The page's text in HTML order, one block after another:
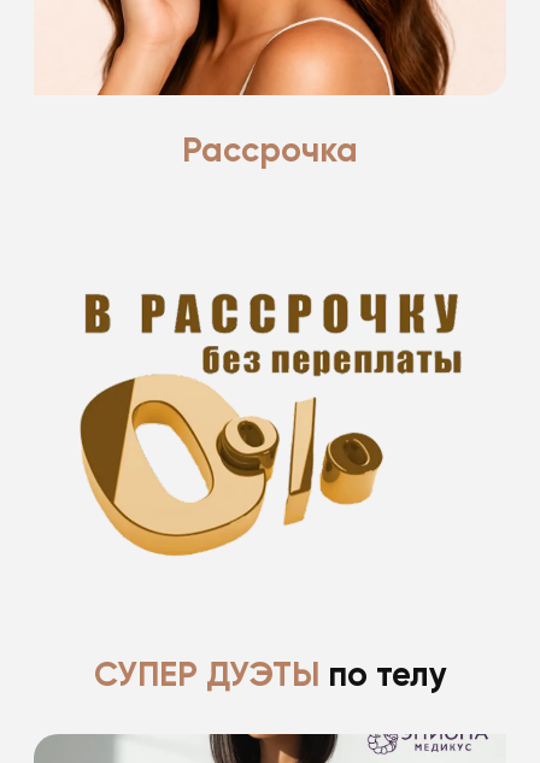
Подробнее
Рассрочка
- на срок от 6 до 12 месяцев
- без первоначального взноса
- оформление в клинике и удаленно
- от 20 000 ₽
- для оформления необходим паспорт РФ
Банки партнеры: Банк Хоум Кредит, Кредит
Европа банк, МТС Банк, Тинькофф Банк,
Совкомбанк.
СУПЕР ДУЭТЫ по телу